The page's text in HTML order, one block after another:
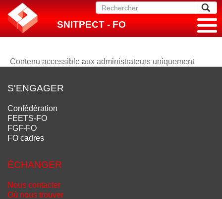
SNITPECT - FO
Contenu accessible aux administrateurs uniquement
S'ENGAGER
Confédération
FEETS-FO
FGF-FO
FO cadres
ÉCHANGER
Nous contacter
Où nous trouver